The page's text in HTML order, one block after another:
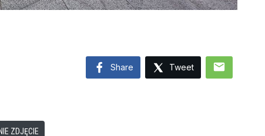
Share Tweet mail
ZDJĘCIE